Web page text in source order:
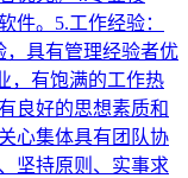
件。5.工作经验：
，具有管理经验者优
，有饱满的工作热
良好的思想素质和
心集体具有团队协
坚持原则、实事求